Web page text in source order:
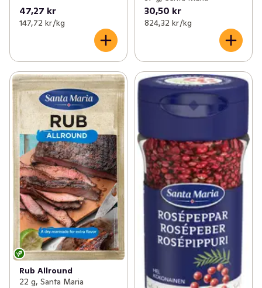
47,27 kr
147,72 kr /kg
30,50 kr
824,32 kr /kg
Rub Allround
22 g, Santa Maria